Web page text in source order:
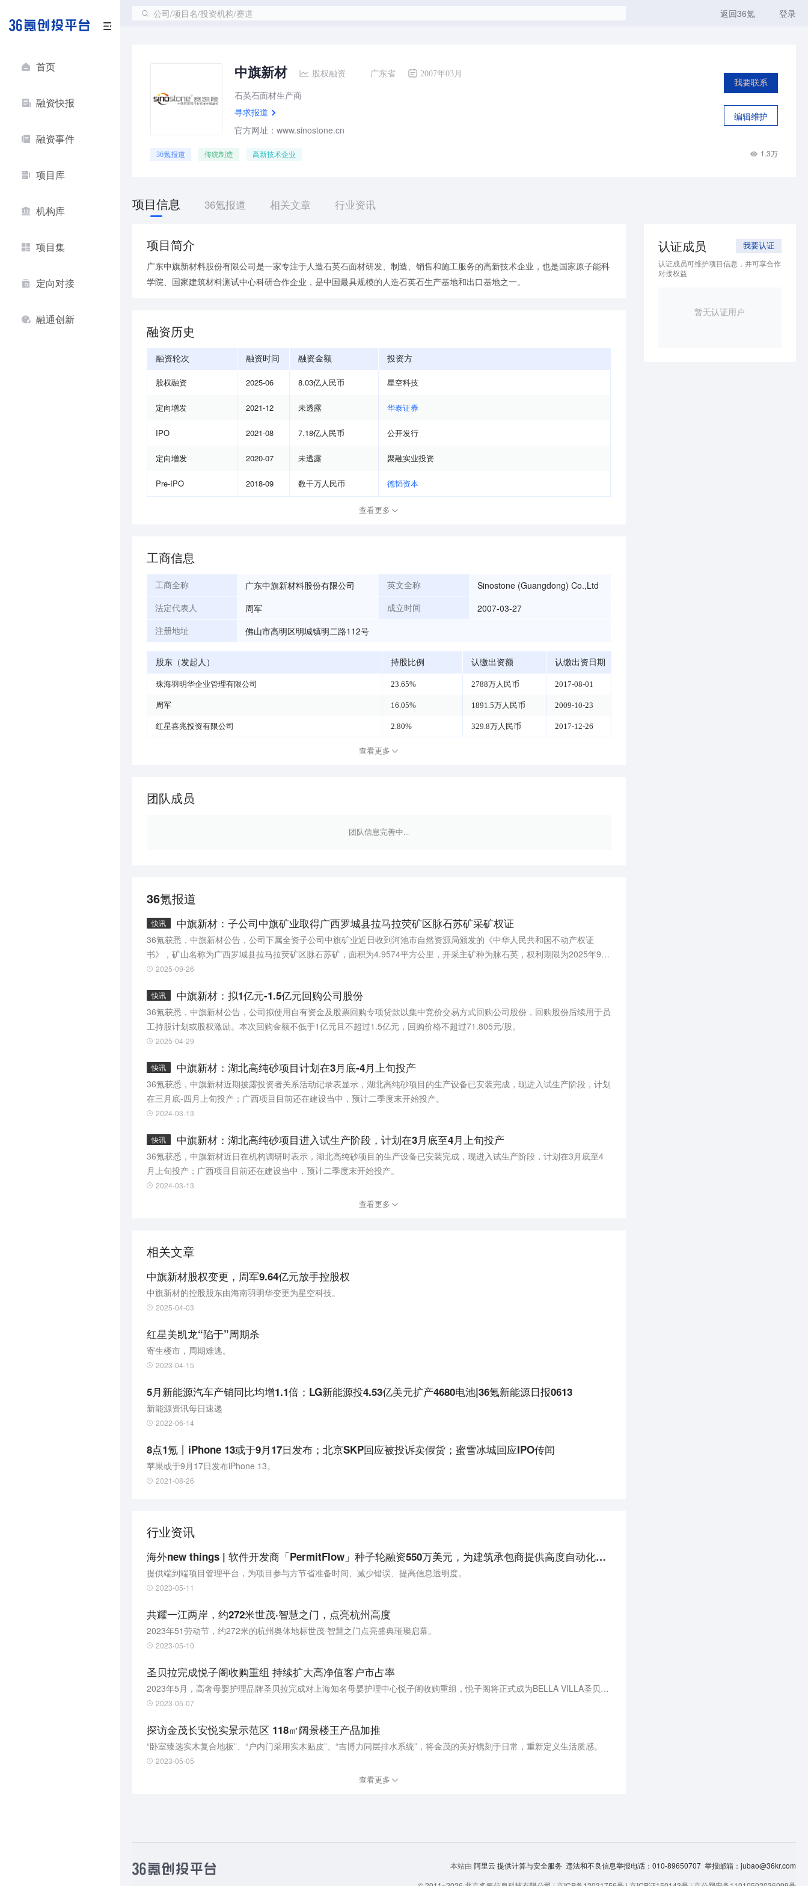
首页
融资快报
融资事件
项目库
机构库
项目集
定向对接
融通创新
公司/项目名/投资机构/赛道 返回36氪 登录
中旗新材 股权融资 广东省 2007年03月
石英石面材生产商
寻求报道
官方网址：www.sinostone.cn
我要联系
编辑维护
36氪报道 传统制造 高新技术企业 1.3万
项目信息 36氪报道 相关文章 行业资讯
项目简介
广东中旗新材料股份有限公司是一家专注于人造石英石面材研发、制造、销售和施工服务的高新技术企业，也是国家原子能科
学院、国家建筑材料测试中心科研合作企业，是中国最具规模的人造石英石生产基地和出口基地之一。
融资历史
融资轮次 融资时间 融资金额 投资方
股权融资 2025-06 8.03亿人民币 星空科技
定向增发 2021-12 未透露 华泰证券
IPO 2021-08 7.18亿人民币 公开发行
定向增发 2020-07 未透露 聚融实业投资
Pre-IPO 2018-09 数千万人民币 德韬资本
查看更多
工商信息
工商全称 广东中旗新材料股份有限公司 英文全称 Sinostone (Guangdong) Co.,Ltd
法定代表人 周军 成立时间 2007-03-27
注册地址 佛山市高明区明城镇明二路112号
股东（发起人） 持股比例 认缴出资额 认缴出资日期
珠海羽明华企业管理有限公司 23.65% 2788万人民币 2017-08-01
周军 16.05% 1891.5万人民币 2009-10-23
红星喜兆投资有限公司 2.80% 329.8万人民币 2017-12-26
查看更多
团队成员
团队信息完善中...
36氪报道
快讯 中旗新材：子公司中旗矿业取得广西罗城县拉马拉荧矿区脉石苏矿采矿权证
36氪获悉，中旗新材公告，公司下属全资子公司中旗矿业近日收到河池市自然资源局颁发的《中华人民共和国不动产权证
书》，矿山名称为广西罗城县拉马拉荧矿区脉石苏矿，面积为4.9574平方公里，开采主矿种为脉石英，权利期限为2025年9月
22日至2041年9月22日。
2025-09-26
快讯 中旗新材：拟1亿元-1.5亿元回购公司股份
36氪获悉，中旗新材公告，公司拟使用自有资金及股票回购专项贷款以集中竞价交易方式回购公司股份，回购股份后续用于员
工持股计划或股权激励。本次回购金额不低于1亿元且不超过1.5亿元，回购价格不超过71.805元/股。
2025-04-29
快讯 中旗新材：湖北高纯砂项目计划在3月底-4月上旬投产
36氪获悉，中旗新材近期披露投资者关系活动记录表显示，湖北高纯砂项目的生产设备已安装完成，现进入试生产阶段，计划
在三月底-四月上旬投产；广西项目目前还在建设当中，预计二季度末开始投产。
2024-03-13
快讯 中旗新材：湖北高纯砂项目进入试生产阶段，计划在3月底至4月上旬投产
36氪获悉，中旗新材近日在机构调研时表示，湖北高纯砂项目的生产设备已安装完成，现进入试生产阶段，计划在3月底至4
月上旬投产；广西项目目前还在建设当中，预计二季度末开始投产。
2024-03-13
查看更多
相关文章
中旗新材股权变更，周军9.64亿元放手控股权
中旗新材的控股股东由海南羽明华变更为星空科技。
2025-04-03
红星美凯龙“陷于”周期杀
寄生楼市，周期难逃。
2023-04-15
5月新能源汽车产销同比均增1.1倍；LG新能源投4.53亿美元扩产4680电池|36氪新能源日报0613
新能源资讯每日速递
2022-06-14
8点1氪丨iPhone 13或于9月17日发布；北京SKP回应被投诉卖假货；蜜雪冰城回应IPO传闻
苹果或于9月17日发布iPhone 13。
2021-08-26
行业资讯
海外new things | 软件开发商「PermitFlow」种子轮融资550万美元，为建筑承包商提供高度自动化的建设项目管理系统
提供端到端项目管理平台，为项目参与方节省准备时间、减少错误、提高信息透明度。
2023-05-11
共耀一江两岸，约272米世茂·智慧之门，点亮杭州高度
2023年51劳动节，约272米的杭州奥体地标世茂·智慧之门点亮盛典璀璨启幕。
2023-05-10
圣贝拉完成悦子阁收购重组 持续扩大高净值客户市占率
2023年5月，高奢母婴护理品牌圣贝拉完成对上海知名母婴护理中心悦子阁收购重组，悦子阁将正式成为BELLA VILLA圣贝拉旅居独栋系列一员。
2023-05-07
探访金茂长安悦实景示范区 118㎡阔景楼王产品加推
“卧室臻选实木复合地板”、“户内门采用实木贴皮”、“吉博力同层排水系统”，将金茂的美好镌刻于日常，重新定义生活质感。
2023-05-05
查看更多
认证成员 我要认证
认证成员可维护项目信息，并可享合作
对接权益
暂无认证用户
本站由 阿里云 提供计算与安全服务 违法和不良信息举报电话：010-89650707 举报邮箱：jubao@36kr.com